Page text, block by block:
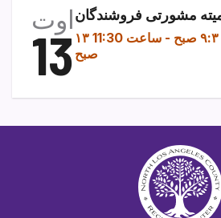
اوت
13
مشورتی فروشندگان
-
ساعت 11:30
صبح